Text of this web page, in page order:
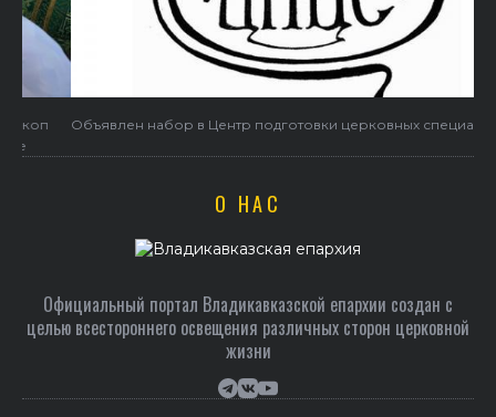
Объявлен набор в Центр подготовки церковных специалистов
О НАС
Официальный портал Владикавказской епархии создан c
целью всестороннего освещения различных сторон церковной
жизни